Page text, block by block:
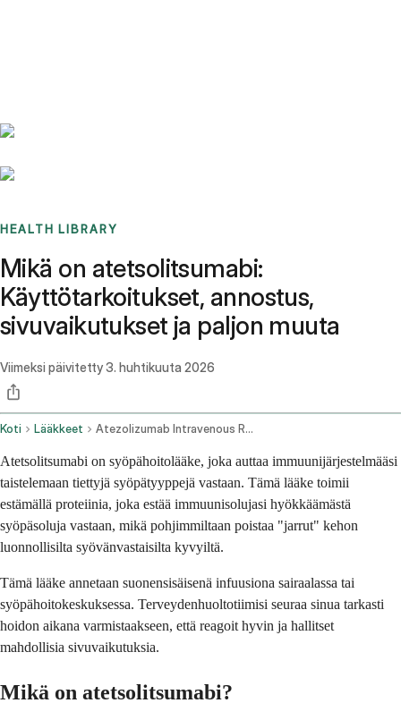
HEALTH LIBRARY
Mikä on atetsolitsumabi:
Käyttötarkoitukset, annostus,
sivuvaikutukset ja paljon muuta
Viimeksi päivitetty3. huhtikuuta 2026
Koti Lääkkeet Atezolizumab Intravenous Route
Atetsolitsumabi on syöpähoitolääke, joka auttaa immuunijärjestelmääsi
taistelemaan tiettyjä syöpätyyppejä vastaan. Tämä lääke toimii
estämällä proteiinia, joka estää immuunisolujasi hyökkäämästä
syöpäsoluja vastaan, mikä pohjimmiltaan poistaa "jarrut" kehon
luonnollisilta syövänvastaisilta kyvyiltä.
Tämä lääke annetaan suonensisäisenä infuusiona sairaalassa tai
syöpähoitokeskuksessa. Terveydenhuoltotiimisi seuraa sinua tarkasti
hoidon aikana varmistaakseen, että reagoit hyvin ja hallitset
mahdollisia sivuvaikutuksia.
Mikä on atetsolitsumabi?